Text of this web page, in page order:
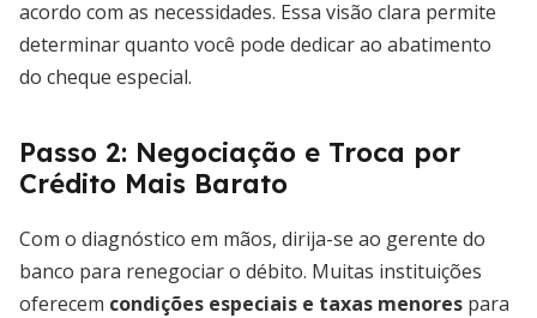
acordo com as necessidades. Essa visão clara permite
determinar quanto você pode dedicar ao abatimento
do cheque especial.
Passo 2: Negociação e Troca por
Crédito Mais Barato
Com o diagnóstico em mãos, dirija-se ao gerente do
banco para renegociar o débito. Muitas instituições
oferecem condições especiais e taxas menores para